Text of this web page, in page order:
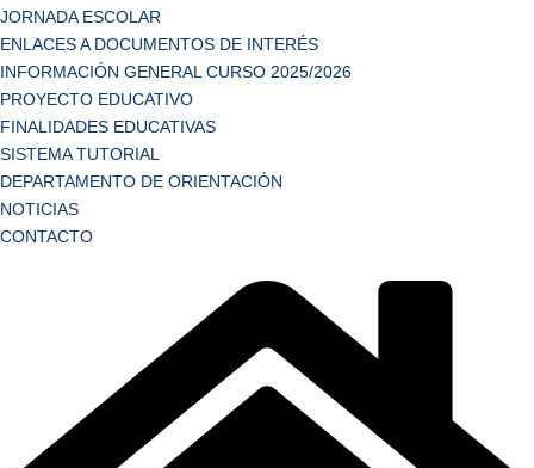
JORNADA ESCOLAR
ENLACES A DOCUMENTOS DE INTERÉS
INFORMACIÓN GENERAL CURSO 2025/2026
PROYECTO EDUCATIVO
FINALIDADES EDUCATIVAS
SISTEMA TUTORIAL
DEPARTAMENTO DE ORIENTACIÓN
NOTICIAS
CONTACTO